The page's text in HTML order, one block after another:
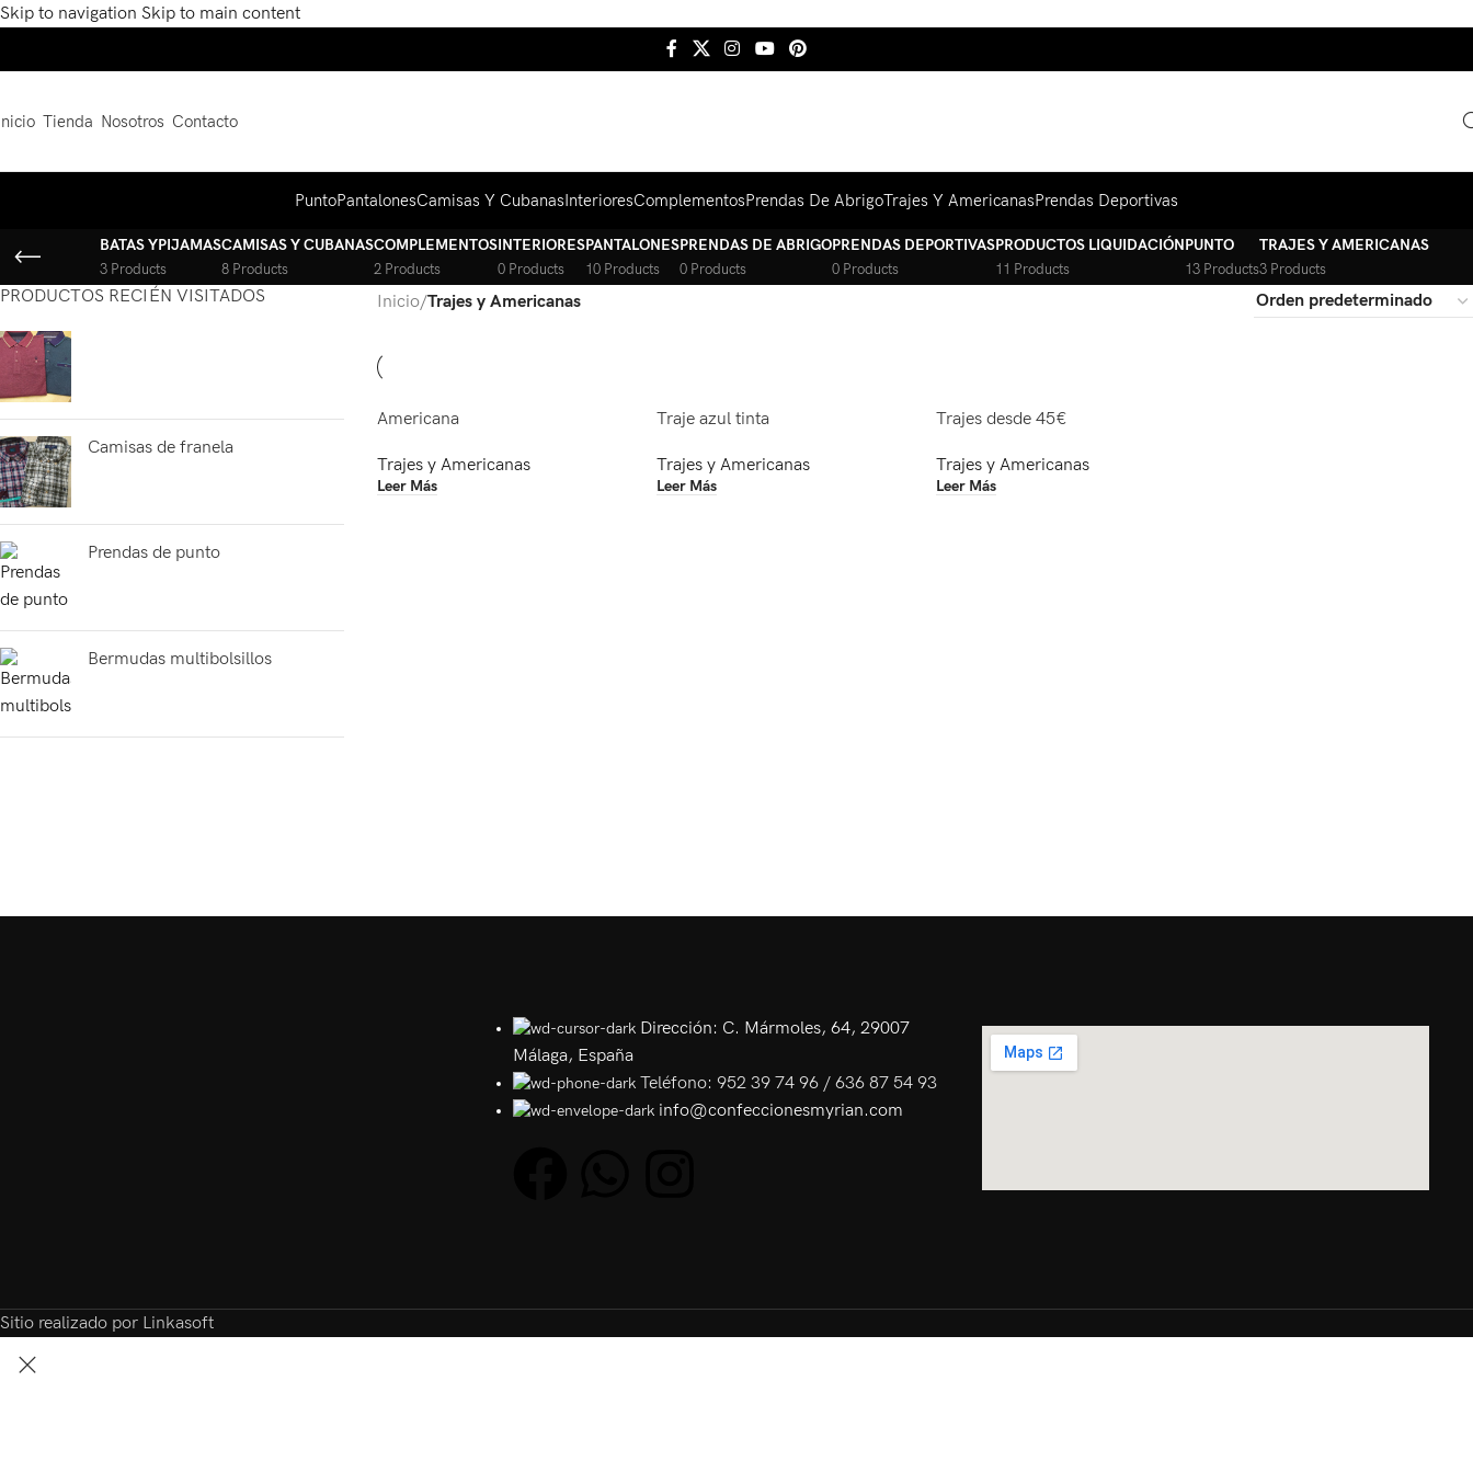
Skip to navigation Skip to main content
Tienda Nosotros Contacto
PuntoPantalonesCamisas Y CubanasInterioresComplementosPrendas De AbrigoTrajes Y AmericanasPrendas Deportivas
BATAS YPIJAMAS
3 Products
CAMISAS Y CUBANAS
8 Products
COMPLEMENTOS
2 Products
INTERIORES
0 Products
PANTALONES
10 Products
PRENDAS DE ABRIGO
0 Products
PRENDAS DEPORTIVAS
0 Products
PRODUCTOS LIQUIDACIÓN
11 Products
PUNTO
13 Products
TRAJES Y AMERICANAS
3 Products
PRODUCTOS RECIÉN VISITADOS
Camisas de franela
Prendas de punto
Bermudas multibolsillos
Inicio/Trajes y Americanas
Americana
Trajes y Americanas
Leer Más
Traje azul tinta
Trajes y Americanas
Leer Más
Trajes desde 45€
Trajes y Americanas
Leer Más
Dirección: C. Mármoles, 64, 29007
Málaga, España
Teléfono: 952 39 74 96 / 636 87 54 93
info@confeccionesmyrian.com
Sitio realizado por Linkasoft